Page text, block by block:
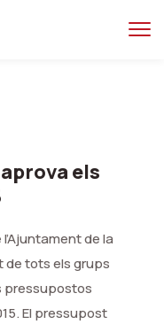
els
de la
de tots els grups
pressupostos
El pressupost